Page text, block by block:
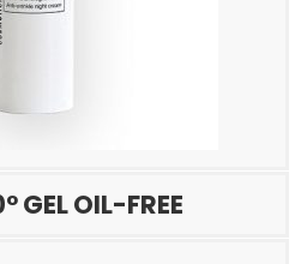
GEL OIL-FREE